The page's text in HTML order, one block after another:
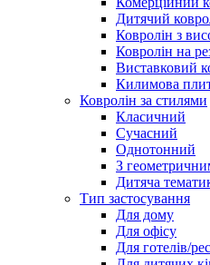
Дитячий
Ковролін з
Ковролін на
Виставковий
Килимова
Ковролін за стилями
Класичний
Сучасний
Однотонний
З
Дитяча
Тип застосування
Для дому
Для офісу
Для готелів/